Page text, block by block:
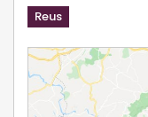
Reus